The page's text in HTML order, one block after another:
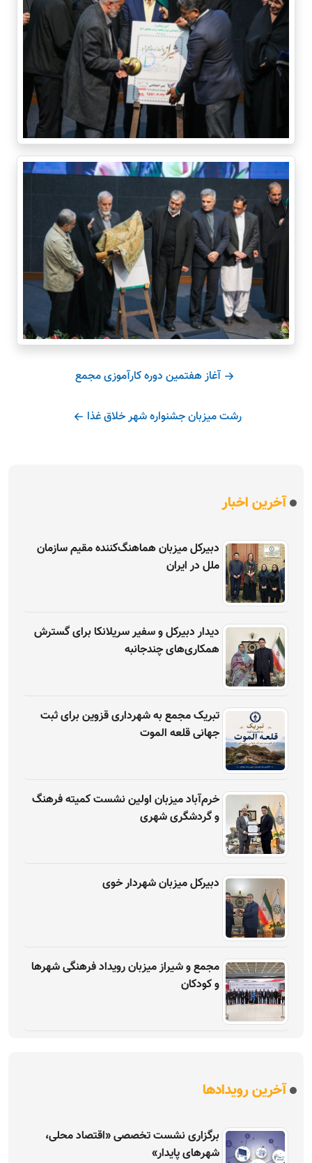
آغاز هفتمین دوره کارآموزی مجمع
رشت میزبان جشنواره شهر خلاق غذا
آخرین اخبار
دبیرکل میزبان هماهنگ‌کننده مقیم سازمان
ملل در ایران
دیدار دبیرکل و سفیر سریلانکا برای گسترش
همکاری‌های چندجانبه
تبریک مجمع به شهرداری قزوین برای ثبت
جهانی قلعه الموت
خرم‌آباد میزبان اولین نشست کمیته فرهنگ
و گردشگری شهری
دبیرکل میزبان شهردار خوی
مجمع و شیراز میزبان رویداد فرهنگی شهرها
و کودکان
آخرین رویدادها
برگزاری نشست تخصصی «اقتصاد محلی،
شهرهای پایدار»